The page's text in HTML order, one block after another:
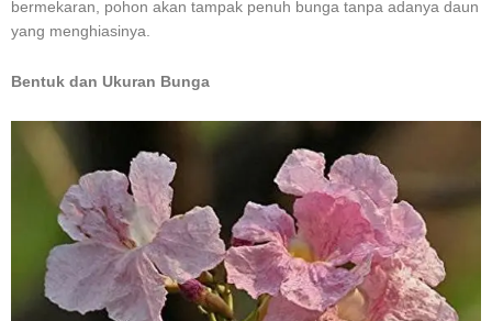
bermekaran, pohon akan tampak penuh bunga tanpa adanya daun
yang menghiasinya.
Bentuk dan Ukuran Bunga